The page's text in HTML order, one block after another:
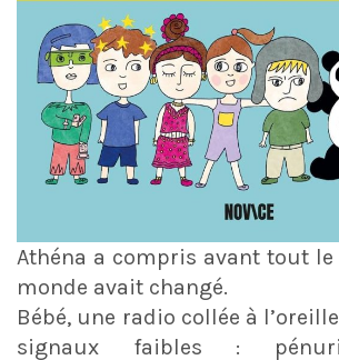
Athéna a compris avant tout
monde avait changé.
Bébé, une radio collée à
signaux faibles :